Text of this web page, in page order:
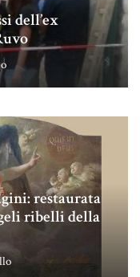
dell’ex
restaurata
ribelli della